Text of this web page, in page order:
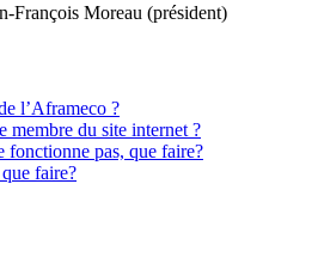
François Moreau (président)
l’Aframeco ?
membre du site internet ?
fonctionne pas, que faire?
faire?